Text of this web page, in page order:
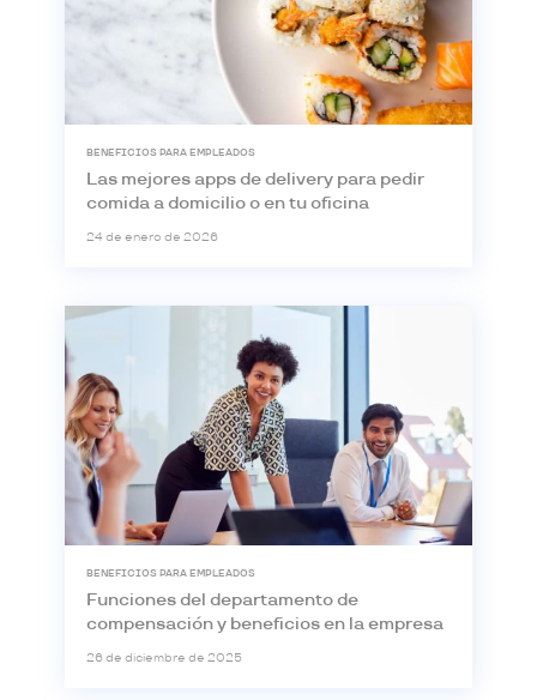
BENEFICIOS PARA EMPLEADOS
Las mejores apps de delivery para pedir
comida a domicilio o en tu oficina
24 de enero de 2026
BENEFICIOS PARA EMPLEADOS
Funciones del departamento de
compensación y beneficios en la empresa
26 de diciembre de 2025